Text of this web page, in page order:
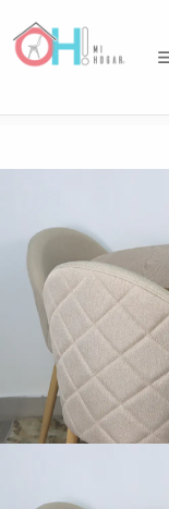
Inicio Comedor
Comedor Redondo